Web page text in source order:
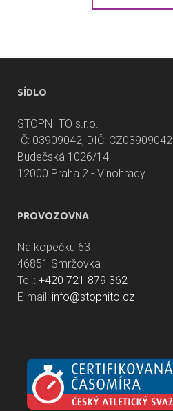
SÍDLO
STOPNI TO s.r.o.
IČ: 03909042, DIČ: CZ03909042
Budečská 1026/14
12000 Praha 2 - Vinohrady
PROVOZOVNA
Na kopečku 63
46851 Smržovka
Tel.: +420 721 879 362
E-mail: info@stopnito.cz